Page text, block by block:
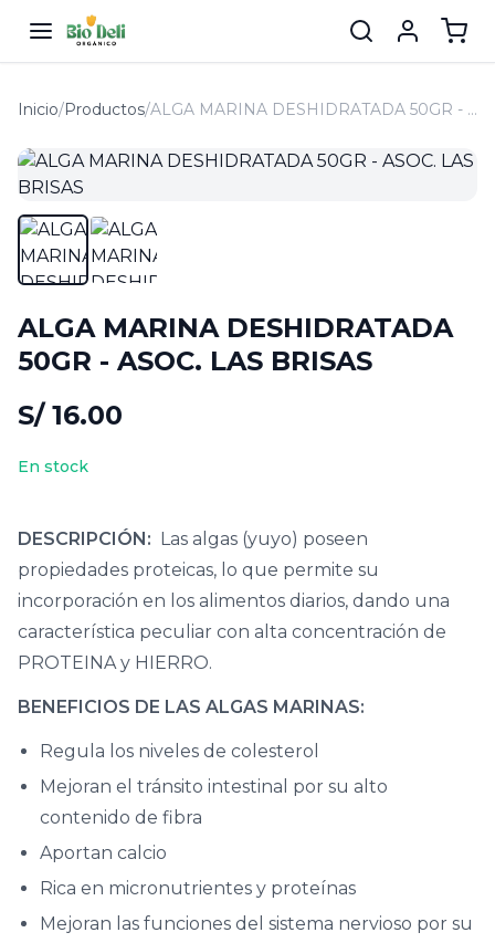
Inicio/Productos/ ALGA MARINA DESHIDRATADA 50GR - ASOC. LAS BRISAS
ALGA MARINA DESHIDRATADA
50GR - ASOC. LAS BRISAS
S/ 16.00
En stock
DESCRIPCIÓN: Las algas (yuyo) poseen
propiedades proteicas, lo que permite su
incorporación en los alimentos diarios, dando una
característica peculiar con alta concentración de
PROTEINA y HIERRO.
BENEFICIOS DE LAS ALGAS MARINAS:
Regula los niveles de colesterol
Mejoran el tránsito intestinal por su alto
contenido de fibra
Aportan calcio
Rica en micronutrientes y proteínas
Mejoran las funciones del sistema nervioso por su